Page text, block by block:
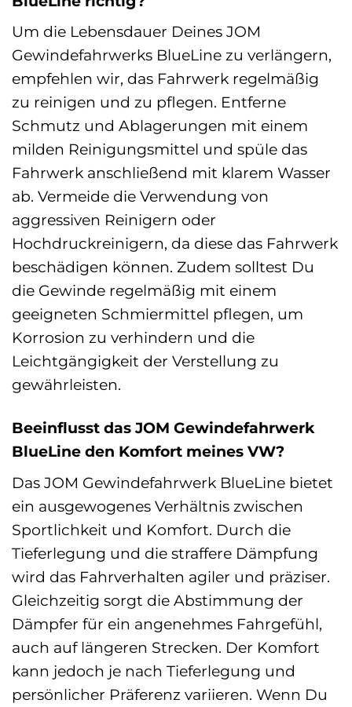
Um die Lebensdauer Deines JOM
Gewindefahrwerks BlueLine zu verlängern,
empfehlen wir, das Fahrwerk regelmäßig
zu reinigen und zu pflegen. Entferne
Schmutz und Ablagerungen mit einem
milden Reinigungsmittel und spüle das
Fahrwerk anschließend mit klarem Wasser
ab. Vermeide die Verwendung von
aggressiven Reinigern oder
Hochdruckreinigern, da diese das Fahrwerk
beschädigen können. Zudem solltest Du
die Gewinde regelmäßig mit einem
geeigneten Schmiermittel pflegen, um
Korrosion zu verhindern und die
Leichtgängigkeit der Verstellung zu
gewährleisten.
Beeinflusst das JOM Gewindefahrwerk
BlueLine den Komfort meines VW?
Das JOM Gewindefahrwerk BlueLine bietet
ein ausgewogenes Verhältnis zwischen
Sportlichkeit und Komfort. Durch die
Tieferlegung und die straffere Dämpfung
wird das Fahrverhalten agiler und präziser.
Gleichzeitig sorgt die Abstimmung der
Dämpfer für ein angenehmes Fahrgefühl,
auch auf längeren Strecken. Der Komfort
kann jedoch je nach Tieferlegung und
persönlicher Präferenz variieren. Wenn Du